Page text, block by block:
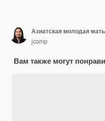
jcomp
Вам также могут